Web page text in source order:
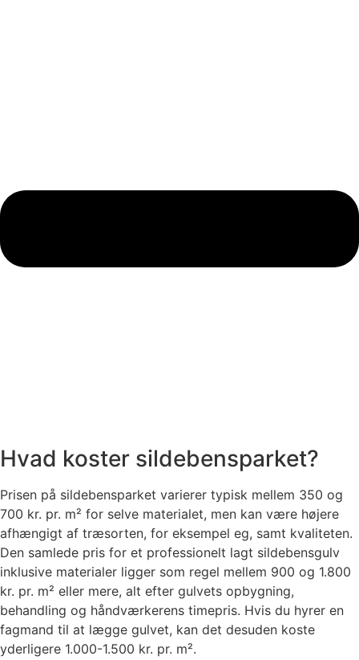
Hvad koster sildebensparket?
Prisen på sildebensparket varierer typisk mellem 350 og
700 kr. pr. m² for selve materialet, men kan være højere
afhængigt af træsorten, for eksempel eg, samt kvaliteten.
Den samlede pris for et professionelt lagt sildebensgulv
inklusive materialer ligger som regel mellem 900 og 1.800
kr. pr. m² eller mere, alt efter gulvets opbygning,
behandling og håndværkerens timepris. Hvis du hyrer en
fagmand til at lægge gulvet, kan det desuden koste
yderligere 1.000-1.500 kr. pr. m².